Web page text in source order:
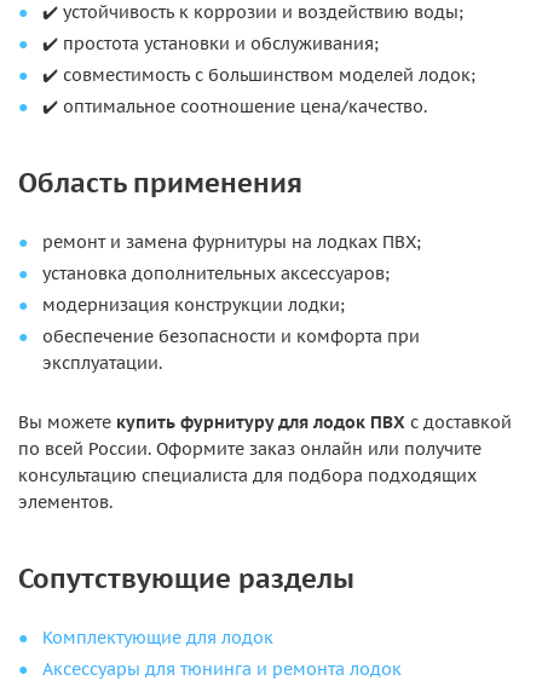
✔️ устойчивость к коррозии и воздействию воды;
✔️ простота установки и обслуживания;
✔️ совместимость с большинством моделей лодок;
✔️ оптимальное соотношение цена/качество.
Область применения
ремонт и замена фурнитуры на лодках ПВХ;
установка дополнительных аксессуаров;
модернизация конструкции лодки;
обеспечение безопасности и комфорта при
эксплуатации.
Вы можете купить фурнитуру для лодок ПВХ с доставкой
по всей России. Оформите заказ онлайн или получите
консультацию специалиста для подбора подходящих
элементов.
Сопутствующие разделы
Комплектующие для лодок
Аксессуары для тюнинга и ремонта лодок